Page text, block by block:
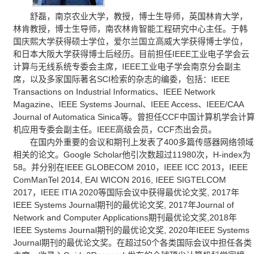
舒磊，南京农业大学，教授，博士生导师，英国林肯大学，
林肯教授，博士生导师，南农林肯智能工程研究中心主任。于韩
国庆熙大学获得硕士学位，爱尔兰国立高威大学获得博士学位，
和日本大阪大学获得博士后经历。目前担任IEEE工业电子学会云
计算与无线系统专委会主席，IEEE工业电子学会南京分会副主
席，以及多家国际著名SCI检索的杂志的编委，包括：IEEE
Transactions on Industrial Informatics、IEEE Network
Magazine、IEEE Systems Journal、IEEE Access、IEEE/CAA
Journal of Automatica Sinica等。曾担任CCF中国计算机学会计算
机应用专委会副主任。IEEE高级会员，CCF杰出会员。
在国内外重要的会议和期刊上发表了400多篇传感器网络领域
相关的论文。Google Scholar他引次数超过11980次，H-index为
58。并分别在IEEE GLOBECOM 2010，IEEE ICC 2013，IEEE
ComManTel 2014, EAI WICON 2016, IEEE SIGTELCOM
2017，IEEE ITIA 2020等国际会议中获得最优论文奖, 2017年
IEEE Systems Journal期刊的最优论文奖, 2017年Journal of
Network and Computer Applications期刊最优论文奖,2018年
IEEE Systems Journal期刊的最优论文奖, 2020年IEEE Systems
Journal期刊的最优论文奖。在超过50个各类国际会议中担任各类